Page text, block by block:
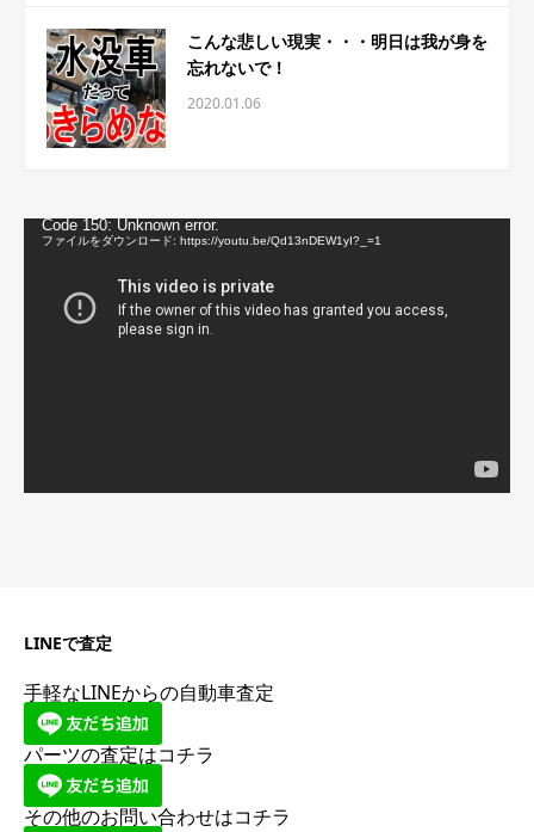
こんな悲しい現実・・・明日は我が身を
忘れないで！
2020.01.06
動Code 150: Unknown error.
ファイルをダウンロード: https://youtu.be/Qd13nDEW1yI?_=1
LINEで査定
手軽なLINEからの自動車査定
パーツの査定はコチラ
その他のお問い合わせはコチラ